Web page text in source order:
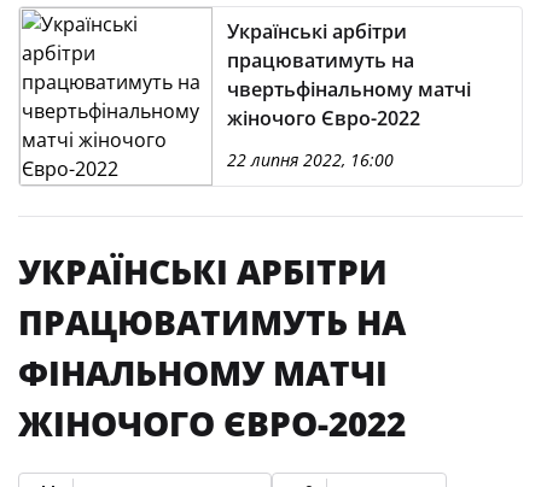
Українські арбітри
працюватимуть на
чвертьфінальному матчі
жіночого Євро-2022
22 липня 2022, 16:00
УКРАЇНСЬКІ АРБІТРИ
ПРАЦЮВАТИМУТЬ НА
ФІНАЛЬНОМУ МАТЧІ
ЖІНОЧОГО ЄВРО-2022